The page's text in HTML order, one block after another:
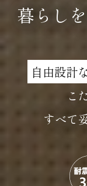
暮らし
自由設計
こ
すべて